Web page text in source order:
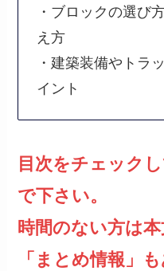
・ブロックの選び
え方
・建築装備やトラ
イント
目次をチェック
で下さい。
時間のない方は
「まとめ情報」